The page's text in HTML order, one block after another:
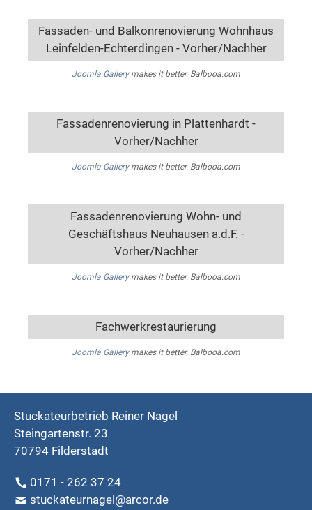
Fassaden- und Balkonrenovierung Wohnhaus
Leinfelden-Echterdingen - Vorher/Nachher
Joomla Gallerymakes it better. Balbooa.com
Fassadenrenovierung in Plattenhardt -
Vorher/Nachher
Joomla Gallerymakes it better. Balbooa.com
Fassadenrenovierung Wohn- und
Geschäftshaus Neuhausen a.d.F. -
Vorher/Nachher
Joomla Gallerymakes it better. Balbooa.com
Fachwerkrestaurierung
Joomla Gallerymakes it better. Balbooa.com
Stuckateurbetrieb Reiner Nagel
Steingartenstr. 23
70794 Filderstadt
0171 - 262 37 24
stuckateurnagel@arcor.de